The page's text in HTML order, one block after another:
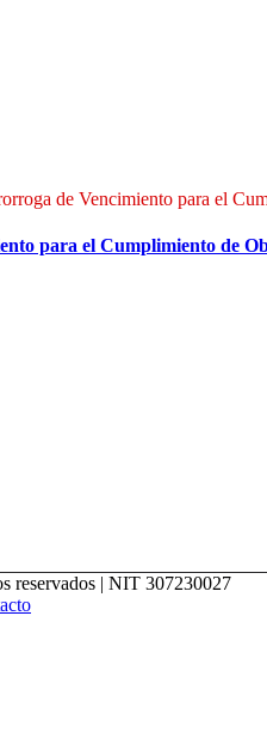
de Vencimiento para el
para el Cumplimiento de
reservados | NIT 307230027